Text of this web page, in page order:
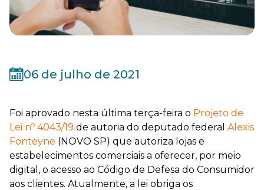
06 de julho de 2021
Foi aprovado nesta última terça-feira o Projeto de
Lei nº 4043/19 de autoria do deputado federal Alexis
Fonteyne (NOVO SP) que autoriza lojas e
estabelecimentos comerciais a oferecer, por meio
digital, o acesso ao Código de Defesa do Consumidor
aos clientes. Atualmente, a lei obriga os